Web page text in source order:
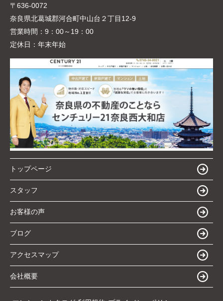
〒636-0072
奈良県北葛城郡河合町中山台２丁目12-9
営業時間： 9：00～19：00
定休日： 年末年始
トップページ
スタッフ
お客様の声
ブログ
アクセスマップ
会社概要